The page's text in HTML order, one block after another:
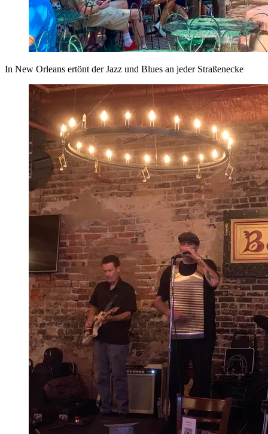
In New Orleans ertönt der Jazz und Blues an jeder Straßenecke